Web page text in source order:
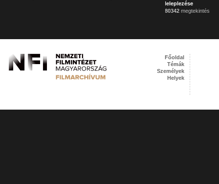
leleplezése
80342 megtekintés
Főoldal
Témák
Személyek
Helyek